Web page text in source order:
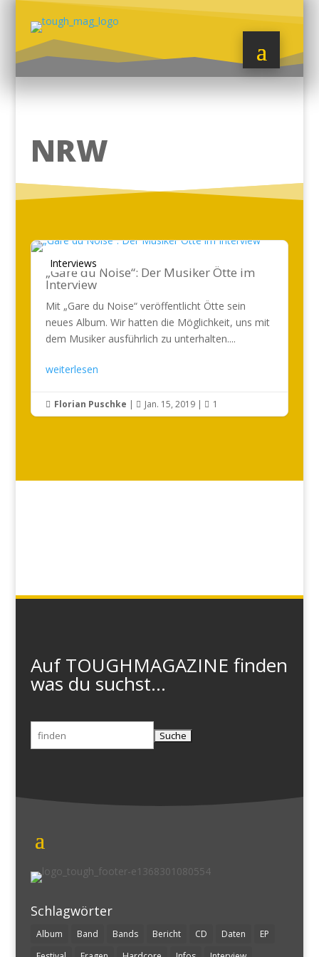
NRW
Interviews
„Gare du Noise“: Der Musiker Ötte im
Interview
Mit „Gare du Noise“ veröffentlicht Ötte sein
neues Album. Wir hatten die Möglichkeit, uns mit
dem Musiker ausführlich zu unterhalten....
weiterlesen
 Florian Puschke |  Jan. 15, 2019|  1
Auf TOUGHMAGAZINE finden
was du suchst...
Suchen
nach:
Schlagwörter
Album Band Bands Bericht CD Daten
EP